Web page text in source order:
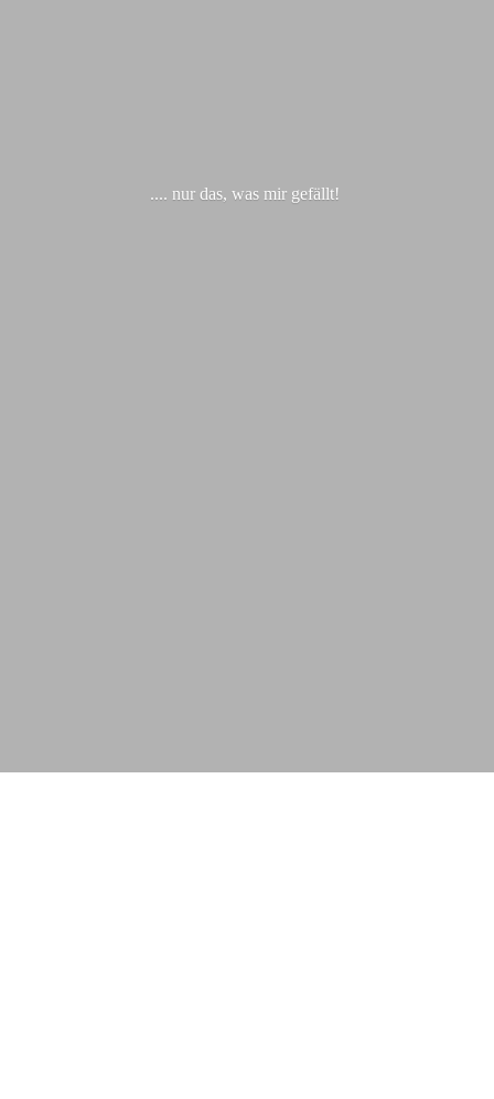
.... nur das, was mir gefällt!